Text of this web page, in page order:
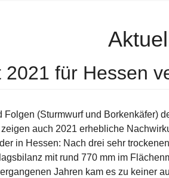
für Hessen
(Sturmwurf und Borkenkäfer)
auch 2021 erhebliche
in Hessen: Nach drei sehr
mit rund 770 mm im
Jahren kam es zu keiner